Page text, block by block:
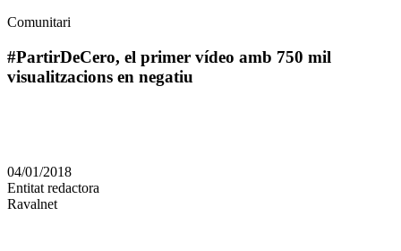
Àmbit
la
notícia
Comunitari
#PartirDeCero, el primer vídeo amb 750 mil
visualitzacions en negatiu
en
altres
xarxes
socials
04/01/2018
Entitat redactora
Ravalnet